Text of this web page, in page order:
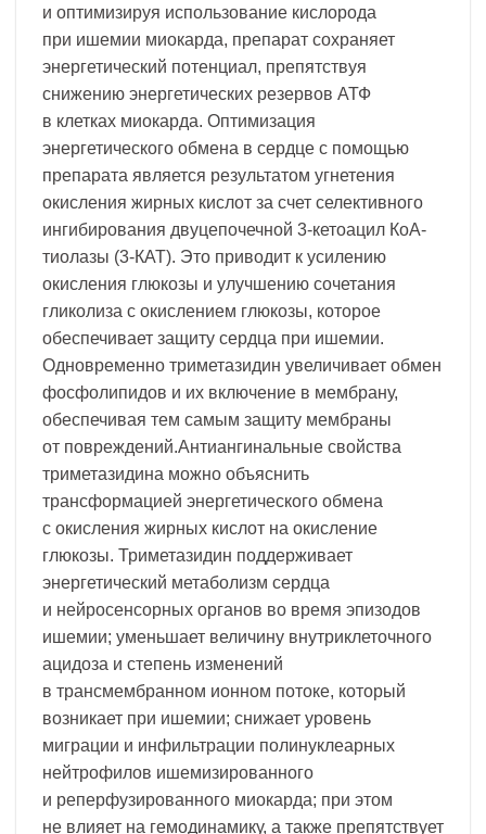
и оптимизируя использование кислорода
при ишемии миокарда, препарат сохраняет
энергетический потенциал, препятствуя
снижению энергетических резервов АТФ
в клетках миокарда. Оптимизация
энергетического обмена в сердце с помощью
препарата является результатом угнетения
окисления жирных кислот за счет селективного
ингибирования двуцепочечной 3-кетоацил КоА-
тиолазы (3-КАТ). Это приводит к усилению
окисления глюкозы и улучшению сочетания
гликолиза с окислением глюкозы, которое
обеспечивает защиту сердца при ишемии.
Одновременно триметазидин увеличивает обмен
фосфолипидов и их включение в мембрану,
обеспечивая тем самым защиту мембраны
от повреждений.Антиангинальные свойства
триметазидина можно объяснить
трансформацией энергетического обмена
с окисления жирных кислот на окисление
глюкозы. Триметазидин поддерживает
энергетический метаболизм сердца
и нейросенсорных органов во время эпизодов
ишемии; уменьшает величину внутриклеточного
ацидоза и степень изменений
в трансмембранном ионном потоке, который
возникает при ишемии; снижает уровень
миграции и инфильтрации полинуклеарных
нейтрофилов ишемизированного
и реперфузированного миокарда; при этом
не влияет на гемодинамику, а также препятствует